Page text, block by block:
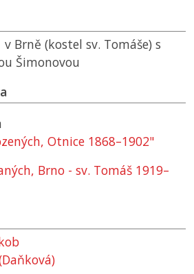
Brně (kostel sv. Tomáše) s
Šimonovou
Otnice 1868–1902"
Brno - sv. Tomáš 1919–